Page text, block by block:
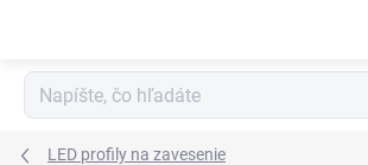
LED profily na zavesenie